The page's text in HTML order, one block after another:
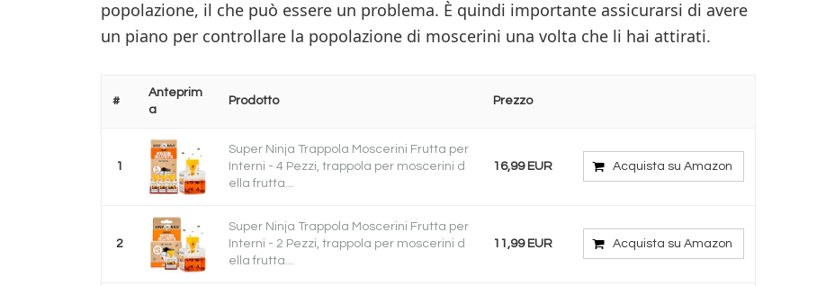
popolazione, il che può essere un problema. È quindi importante assicurarsi di avere
un piano per controllare la popolazione di moscerini una volta che li hai attirati.
#
Anteprim
a
Prodotto Prezzo
1
Super Ninja Trappola Moscerini Frutta per
Interni - 4 Pezzi, trappola per moscerini d
ella frutta...
16,99 EUR Acquista su Amazon
2
Super Ninja Trappola Moscerini Frutta per
Interni - 2 Pezzi, trappola per moscerini d
ella frutta...
11,99 EUR Acquista su Amazon